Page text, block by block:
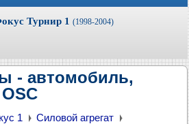
Турнир 1 (1998-2004)
- автомобиль,
1
Силовой агрегат